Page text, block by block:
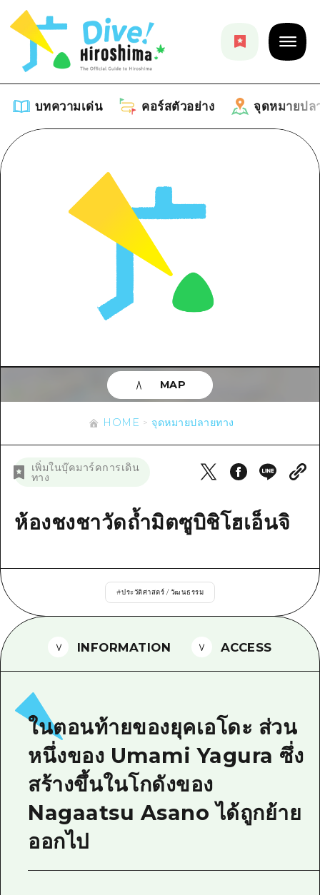
บทความเด่น คอร์สตัวอย่าง จุดหมายปล
รายการ
คำแนะนำ
ศิลปะ
งานอีเว้นท์ / เทศกาล
อาหารรสเลิศ / สุรา
ช้อปปิ้ง
กีฬา
สถานบันเทิงยามค่ำคืน
มาตรฐาน
การรักษา
ธรรมชาติ
คอร์สตัวอย่าง
รายการ
คู่มือ Dive! Hiroshima
ฮิโรชิม่า โมชิ โมชิ ทราเวล
บิงโก
บริเวณรอบๆ มิยาจิมะ
จุดหมายปลายทาง
รายการ
บริเวณรอบเมืองฮิโรชิม่า
บิงโก
บิโฮคุ
เกโฮคุ
จังหวัดเอฮิเมะ
อีเว้นท์
ข้อมูลที่เป็นประโยชน์
รายการ
เข้าถึงเข้าถึง
สรุปการจราจรรอง
ตั๋วเที่ยวคุ้มค่าตั๋วเที่ยวคุ้มค่า
ฮิโรชิม่า ฟรี Wi-Fi
คำถามที่พบบ่อย
ดาวน์โหลดรูปภาพ
ข้อมูลการขนส่งระหว่างเกิดภัยพิบัติ
ข่าว
HOME จุดหมายปลายทาง
เพิ่มในบุ๊คมาร์คการเดิน
ทาง
ห้องชงชาวัดถ้ำมิตซูบิชิโฮเอ็นจิ
#ประวัติศาสตร์ / วัฒนธรรม
MAP
INFORMATION ACCESS
ในตอนท้ายของยุคเอโดะ ส่วน
หนึ่งของ Umami Yagura ซึ่ง
สร้างขึ้นในโกดังของ
Nagaatsu Asano ได้ถูกย้าย
ออกไป